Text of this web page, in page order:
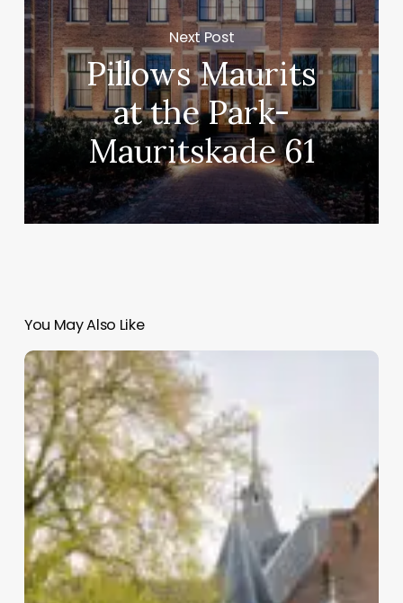
Next Post
Pillows Maurits
at the Park-
Mauritskade 61
You May Also Like
KIT
–
Mauritskade
64